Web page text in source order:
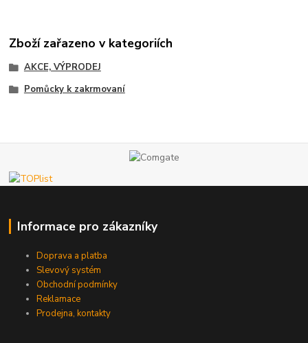
Zboží zařazeno v kategoriích
AKCE, VÝPRODEJ
Pomůcky k zakrmovaní
Informace pro zákazníky
Doprava a platba
Slevový systém
Obchodní podmínky
Reklamace
Prodejna, kontakty